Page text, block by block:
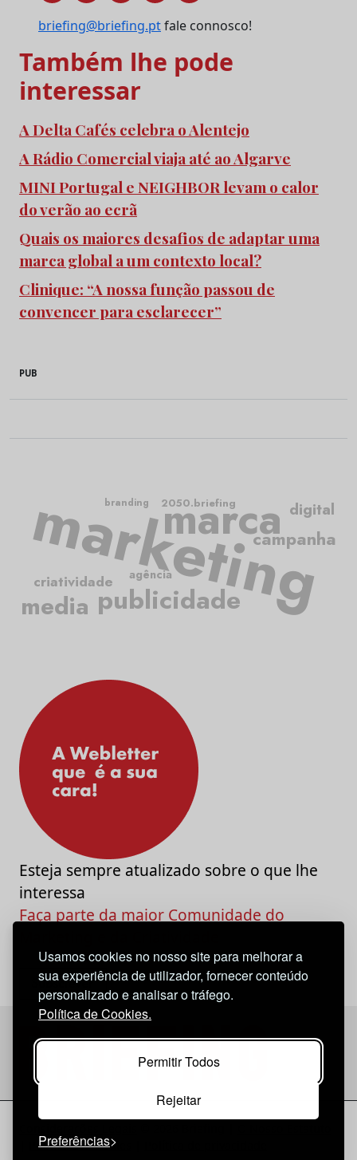
Usamos cookies no nosso site para melhorar a
sua experiência de utilizador, fornecer conteúdo
personalizado e analisar o tráfego.
Política de Cookies.
Permitir Todos
Rejeitar
Preferências
briefing@briefing.ptfale connosco!
Também lhe pode
interessar
A Delta Cafés celebra o Alentejo
A Rádio Comercial viaja até ao Algarve
MINI Portugal e NEIGHBOR levam o calor
do verão ao ecrã
Quais os maiores desafios de adaptar uma
marca global a um contexto local?
Clinique: “A nossa função passou de
convencer para esclarecer”
PUB
marketing
publicidade
marca
criatividade
campanha
media
agência
digital
2050.briefing
branding
Esteja sempre atualizado sobre o que lhe
interessa
Faça parte da maior Comunidade do
Política de Cookies